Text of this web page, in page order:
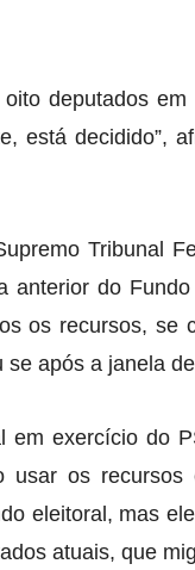
deputados
está decidido”,
Tribunal
anterior do
os recursos,
após a janela
em exercício do
usar os
eleitoral, mas
atuais, que